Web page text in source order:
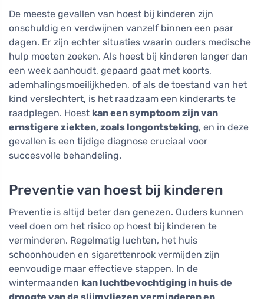
De meeste gevallen van hoest bij kinderen zijn
onschuldig en verdwijnen vanzelf binnen een paar
dagen. Er zijn echter situaties waarin ouders medische
hulp moeten zoeken. Als hoest bij kinderen langer dan
een week aanhoudt, gepaard gaat met koorts,
ademhalingsmoeilijkheden, of als de toestand van het
kind verslechtert, is het raadzaam een kinderarts te
raadplegen. Hoest kan een symptoom zijn van
ernstigere ziekten, zoals longontsteking, en in deze
gevallen is een tijdige diagnose cruciaal voor
succesvolle behandeling.
Preventie van hoest bij kinderen
Preventie is altijd beter dan genezen. Ouders kunnen
veel doen om het risico op hoest bij kinderen te
verminderen. Regelmatig luchten, het huis
schoonhouden en sigarettenrook vermijden zijn
eenvoudige maar effectieve stappen. In de
wintermaanden kan luchtbevochtiging in huis de